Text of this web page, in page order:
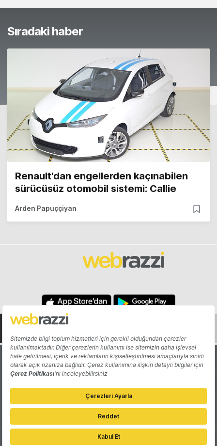
Sıradaki haber
Renault'dan engellerden kaçınabilen
sürücüsüz otomobil sistemi: Callie
Arden Papuççiyan
Hakkında Yazarlar
Katkıda Bulun Reklam